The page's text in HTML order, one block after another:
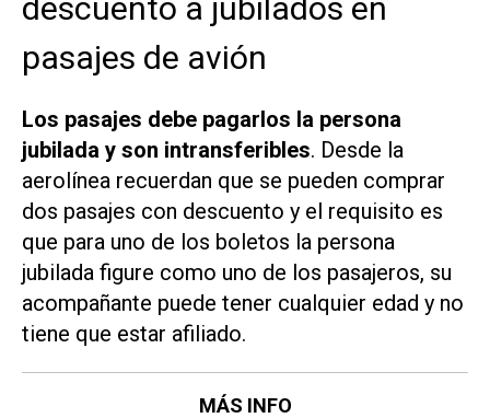
descuento a jubilados en
pasajes de avión
Los pasajes debe pagarlos la persona
jubilada y son intransferibles. Desde la
aerolínea recuerdan que se pueden comprar
dos pasajes con descuento y el requisito es
que para uno de los boletos la persona
jubilada figure como uno de los pasajeros, su
acompañante puede tener cualquier edad y no
tiene que estar afiliado.
MÁS INFO